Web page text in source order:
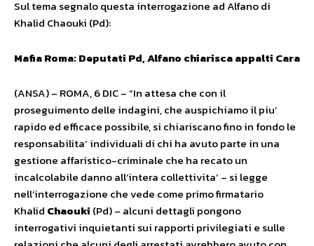
Sul tema segnalo questa interrogazione ad Alfano di
Khalid Chaouki (Pd):
Mafia Roma: Deputati Pd, Alfano chiarisca appalti Cara
(ANSA) – ROMA, 6 DIC – “In attesa che con il
proseguimento delle indagini, che auspichiamo il piu’
rapido ed efficace possibile, si chiariscano fino in fondo le
responsabilita’ individuali di chi ha avuto parte in una
gestione affaristico-criminale che ha recato un
incalcolabile danno all’intera collettivita’ – si legge
nell’interrogazione che vede come primo firmatario
Khalid Chaouki (Pd) – alcuni dettagli pongono
interrogativi inquietanti sui rapporti privilegiati e sulle